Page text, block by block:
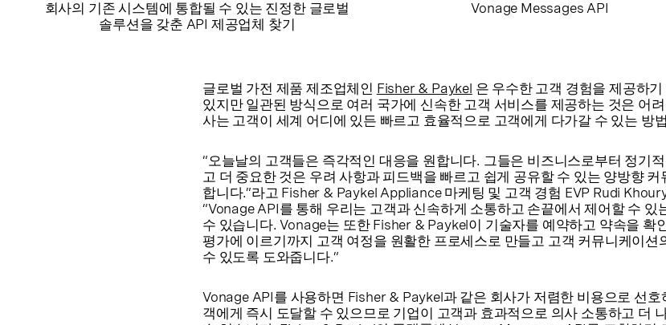
회사의 기존 시스템에 통합될 수 있는 진정한 글로벌
솔루션을 갖춘 API 제공업체 찾기
Vonage Messages API
글로벌 가전 제품 제조업체인 Fisher & Paykel 은 우수한 고객 경험을 제공하
있지만 일관된 방식으로 여러 국가에 신속한 고객 서비스를 제공하는 것은 어
사는 고객이 세계 어디에 있든 빠르고 효율적으로 고객에게 다가갈 수 있는 방
“오늘날의 고객들은 즉각적인 대응을 원합니다. 그들은 비즈니스로부터 정기
고 더 중요한 것은 우려 사항과 피드백을 빠르고 쉽게 공유할 수 있는 양방향 커
합니다.”라고 Fisher & Paykel Appliance 마케팅 및 고객 경험 EVP Rudi
“Vonage API를 통해 우리는 고객과 신속하게 소통하고 손끝에서 제어할 수 있
수 있습니다. Vonage는 또한 Fisher & Paykel이 기술자를 예약하고 약속을 확
평가에 이르기까지 고객 여정을 원활한 프로세스로 만들고 고객 커뮤니케이션
수 있도록 도와줍니다.”
Vonage API를 사용하면 Fisher & Paykel과 같은 회사가 저렴한 비용으로 선호
객에게 즉시 도달할 수 있으므로 기업이 고객과 효과적으로 의사 소통하고 더